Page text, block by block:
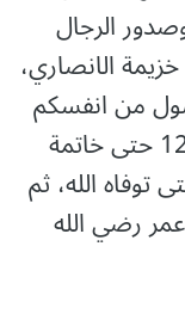
الرجال
الانصاري،
من انفسكم
عزيز عليه ما عنتم سورة التوبة آية 128 حتى خاتمة
الله، ثم
رضي الله